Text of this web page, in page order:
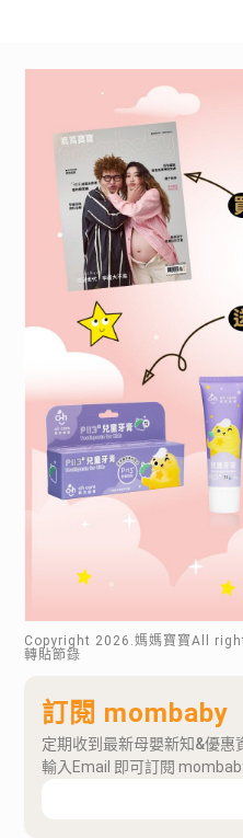
Copyright 2026 .媽媽寶寶All
轉貼節錄
訂閱 mombaby
定期收到最新母嬰新知&優惠
輸入Email 即可訂閱